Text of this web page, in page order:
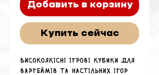
Добавить в корзину
Купить сейчас
Високоякісні ігрові кубики для
варгеймів та настільних ігор